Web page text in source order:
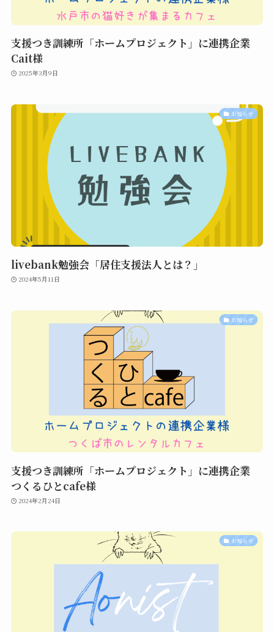
支援つき訓練所「ホームプロジェクト」に連携企業
Cait様
2025年3月9日
お知らせ
livebank勉強会「居住支援法人とは？」
2024年5月11日
お知らせ
支援つき訓練所「ホームプロジェクト」に連携企業
つくるひとcafe様
2024年2月24日
お知らせ